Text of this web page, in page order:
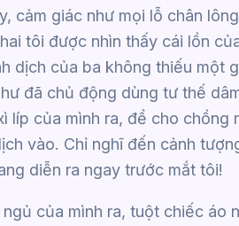
cảm giác như mọi lỗ chân
tôi được nhìn thấy cái lồn
dịch của ba không thiếu một
đã chủ động dùng tư thế
líp của mình ra, để cho chồng
vào. Chỉ nghĩ đến cảnh
diễn ra ngay trước mắt tôi!
của mình ra, tuột chiếc áo